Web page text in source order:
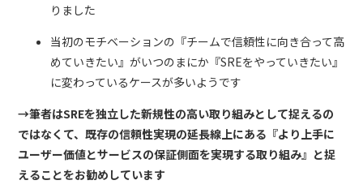
りました
当初のモチベーションの『チームで信頼性に向き合って高
めていきたい』がいつのまにか『SREをやっていきたい』
に変わっているケースが多いようです
→筆者はSREを独立した新規性の高い取り組みとして捉えるの
ではなくて、既存の信頼性実現の延長線上にある『より上手に
ユーザー価値とサービスの保証側面を実現する取り組み』と捉
えることをお勧めしています